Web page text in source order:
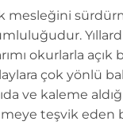
mesleğini
okurlarla açık
çok yönlü
ve kaleme
teşvik